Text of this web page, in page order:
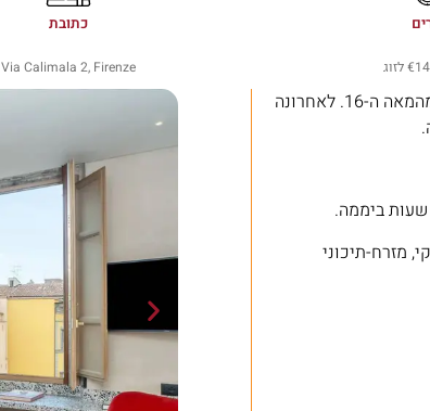
€ לזוג
כתובת
Via Calimala 2, Firenze
מלון בוטיק מפואר בלב המרכז ההיסטורי של פירנצה, בעבר שימש ארמון אצולה מהמאה ה-16. לאחרונה
מזרח-תיכוני